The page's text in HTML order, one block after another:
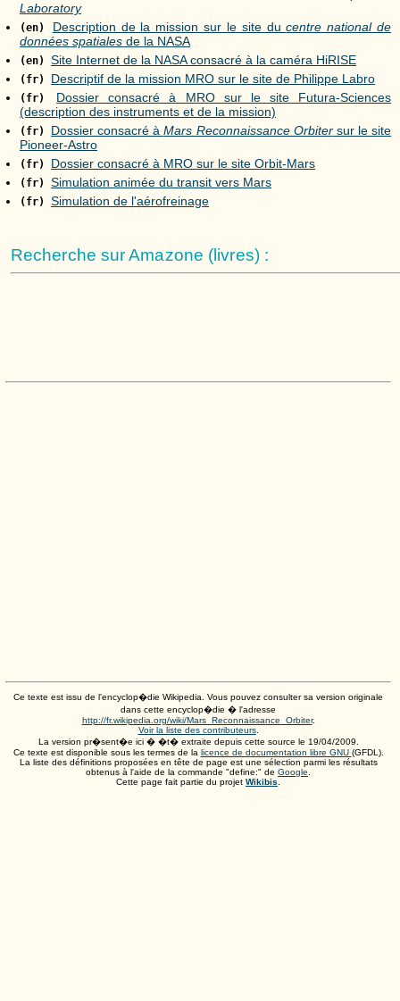
Laboratory
(en) Description de la mission sur le site ducentre national de
données spatiales de la NASA
(en) Site Internet de la NASA consacré à la caméra HiRISE
(fr) Descriptif de la mission MRO sur le site de Philippe Labro
(fr) Dossier consacré à MRO sur le site Futura-Sciences
(description des instruments et de la mission)
(fr) Dossier consacré àMars Reconnaissance Orbitersur le site
Pioneer-Astro
(fr) Dossier consacré à MRO sur le site Orbit-Mars
(fr) Simulation animée du transit vers Mars
(fr) Simulation de l'aérofreinage
Recherche sur Amazone (livres) :
Ce texte est issu de l'encyclop�die Wikipedia. Vous pouvez consulter sa version originale
dans cette encyclop�die � l'adresse
http://fr.wikipedia.org/wiki/Mars_Reconnaissance_Orbiter.
Voir la liste des contributeurs.
La version pr�sent�e ici � �t� extraite depuis cette source le 19/04/2009
Ce texte est disponible sous les termes de la licence de documentation libre GNU (GFDL).
La liste des définitions proposées en tête de page est une sélection parmi les résultats
obtenus à l'aide de la commande "define:" de Google
Cette page fait partie du projet Wikibis